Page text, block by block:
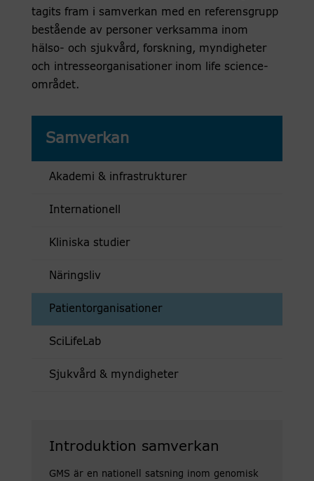
tagits fram i samverkan med en referensgrupp
bestående av personer verksamma inom
hälso- och sjukvård, forskning, myndigheter
och intresseorganisationer inom life science-
området.
Samverkan
Akademi & infrastrukturer
Internationell
Kliniska studier
Näringsliv
Patientorganisationer
SciLifeLab
Sjukvård & myndigheter
Introduktion samverkan
GMS är en nationell satsning inom genomisk